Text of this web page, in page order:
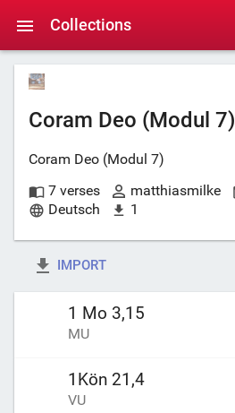
Collections
Coram Deo (Modul 7)
Coram Deo (Modul 7)
7 verses
matthiasmilke
Deutsch
1
IMPORT
1 Mo 3,15
MU
1Kön 21,4
VU